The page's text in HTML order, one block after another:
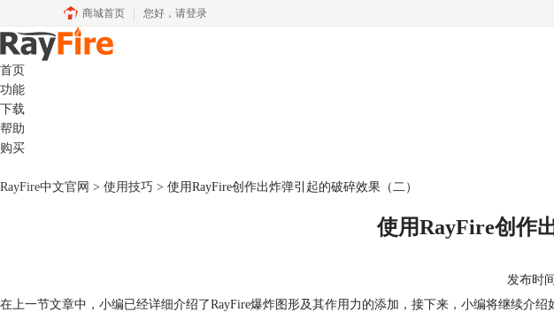
商城首页 您好， 请登录
首页
功能
下载
帮助
购买
RayFire中文官网 > 使用技巧 > 使用RayFire创作出炸弹引起的破碎效果（二）
使用RayFire创作
发布时
在上一节文章中，小编已经详细介绍了RayFire爆炸图形及其作用力的添加，接下来，小编将继续介绍